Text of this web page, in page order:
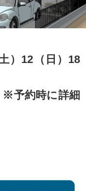
）12（日）18
※予約時に詳細